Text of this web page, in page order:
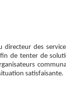
directeur des
de tenter de
satisfaisante.